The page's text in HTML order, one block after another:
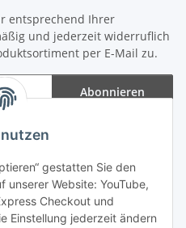
gestatten Sie den
unserer Website: YouTube,
Checkout und
Einstellung jederzeit ändern
entsprechend Ihrer
und jederzeit widerruflich
per E-Mail zu.
Abonnieren